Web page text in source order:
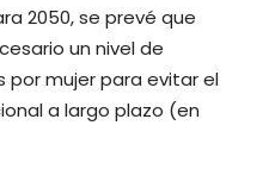
2050, se prevé que
un nivel de
por mujer para evitar el
a largo plazo (en